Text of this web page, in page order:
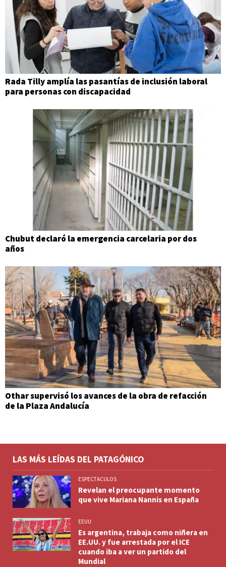
Rada Tilly amplía las pasantías de inclusión laboral
para personas con discapacidad
Chubut declaró la emergencia carcelaria por dos
años
Othar supervisó los avances de la obra de refacción
de la Plaza Andalucía
LAS MÁS LEÍDAS DEL PATAGÓNICO
ESPECTACULOS
Revelan el preocupante momento
que vive Mariana Nannis en España
EEUU
Es argentina, trabaja como niñera en
EE.UU. y fue arrestada por el ICE
cuando iba a ver un partido del
Mundial